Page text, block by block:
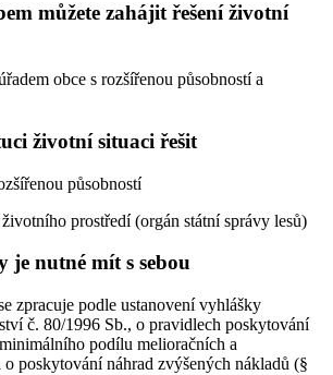
můžete zahájit řešení životní
obce s rozšířenou působností a
životní situaci řešit
působností
prostředí (orgán státní správy lesů)
je nutné mít s sebou
zpracuje podle ustanovení vyhlášky
č. 80/1996 Sb., o pravidlech poskytování
podílu melioračních a
poskytování náhrad zvýšených nákladů (§